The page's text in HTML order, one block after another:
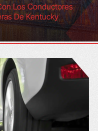
Los Conductores
De Kentucky